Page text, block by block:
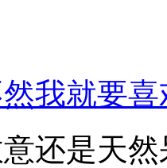
我就要
还是天然